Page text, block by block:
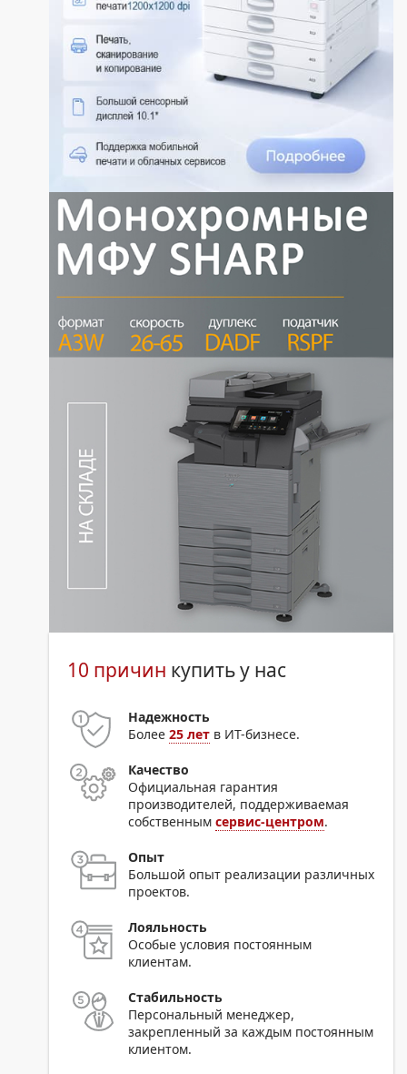
10 причин купить у нас
Надежность
Более25 лет в ИТ-бизнесе.
Качество
Официальная гарантия
производителей, поддерживаемая
собственнымсервис-центром.
Опыт
Большой опыт реализации различных
проектов.
Лояльность
Особые условия постоянным
клиентам.
Стабильность
Персональный менеджер,
закрепленный за каждым постоянным
клиентом.